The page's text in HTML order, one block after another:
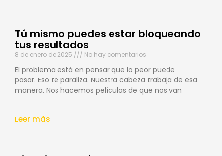
Tú mismo puedes estar bloqueando
tus resultados
8 de enero de 2025 No hay comentarios
El problema está en pensar que lo peor puede
pasar. Eso te paraliza. Nuestra cabeza trabaja de esa
manera. Nos hacemos películas de que nos van
Leer más